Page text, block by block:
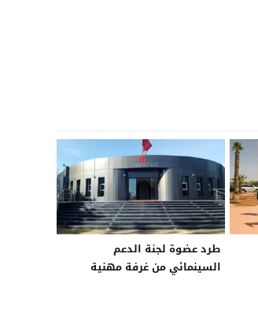
طرد عضوة لجنة الدعم
السينمائي من غرفة مهنية